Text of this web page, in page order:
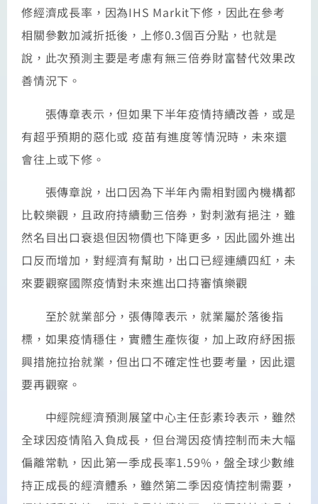
修經濟成長率，因為IHS Markit下修，因此在參考
相關參數加減折抵後，上修0.3個百分點，也就是
說，此次預測主要是考慮有無三倍券財富替代效果改
善情況下。
張傳章表示，但如果下半年疫情持續改善，或是
有超乎預期的惡化或 疫苗有進度等情況時，未來還
會往上或下修。
張傳章說，出口因為下半年內需相對國內機構都
比較樂觀，且政府持續動三倍券，對刺激有挹注，雖
然名目出口衰退但因物價也下降更多，因此國外進出
口反而增加，對經濟有幫助，出口已經連續四紅，未
來要觀察國際疫情對未來進出口持審慎樂觀
至於就業部分，張傳障表示，就業屬於落後指
標，如果疫情穩住，實體生產恢復，加上政府紓困振
興措施拉抬就業，但出口不確定性也要考量，因此還
要再觀察。
中經院經濟預測展望中心主任彭素玲表示，雖然
全球因疫情陷入負成長，但台灣因疫情控制而未大幅
偏離常軌，因此第一季成長率1.59%，盤全球少數維
持正成長的經濟體系，雖然第二季因疫情控制需要，